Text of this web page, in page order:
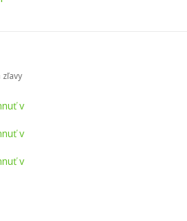
zľavy
v
v
v